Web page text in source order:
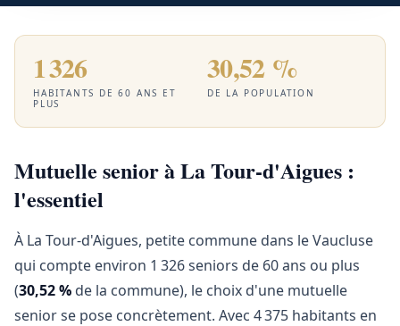
1 326
HABITANTS DE 60 ANS ET
PLUS
30,52 %
DE LA POPULATION
Mutuelle senior à La Tour-d'Aigues :
l'essentiel
À La Tour-d'Aigues, petite commune dans le Vaucluse
qui compte environ 1 326 seniors de 60 ans ou plus
(30,52 % de la commune), le choix d'une mutuelle
senior se pose concrètement. Avec 4 375 habitants en